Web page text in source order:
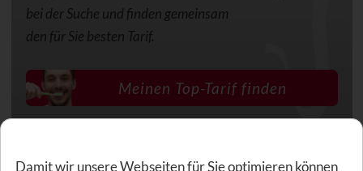
bei der Suche und finden gemeinsam
den für Sie besten Tarif.
Meinen Top-Tarif finden
Damit wir unsere Webseiten für Sie optimieren können